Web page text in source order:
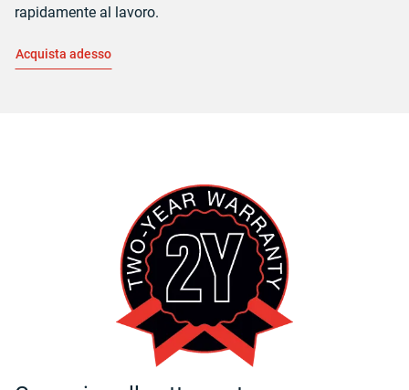
rapidamente al lavoro.
Acquista adesso